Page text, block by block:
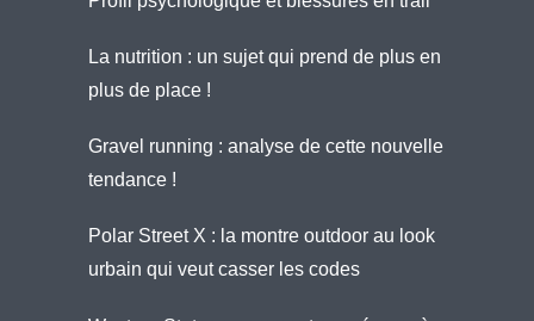
La nutrition : un sujet qui prend de plus en
plus de place !
Gravel running : analyse de cette nouvelle
tendance !
Polar Street X : la montre outdoor au look
urbain qui veut casser les codes